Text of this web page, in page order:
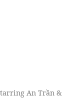
An Trần &